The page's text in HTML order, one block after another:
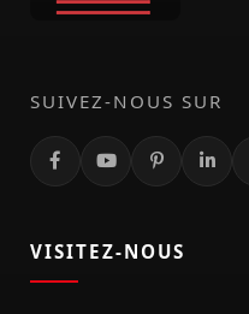
SUIVEZ-NOUS SUR
VISITEZ-NOUS